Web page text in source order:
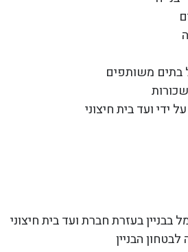
בתים משותפים
ידי ועד בית חיצוני
בבניין בעזרת חברת ועד בית חיצוני
הבניין